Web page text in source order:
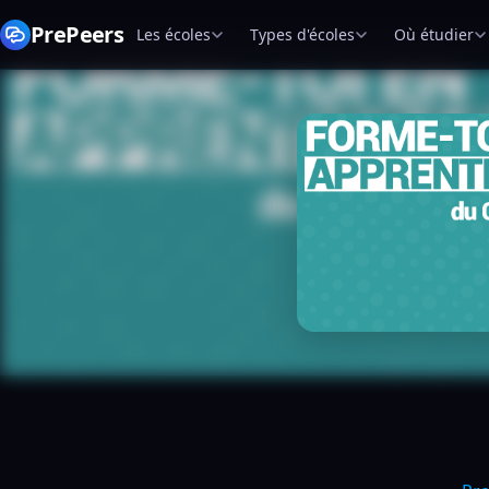
PrePeers Les écoles Types d'écoles Où étudier